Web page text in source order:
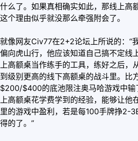
什么了。如果真相确实如此，那线上高
这个理由似乎就没那么牵强附会了。
就像网友Civ77在2+2论坛上所说的：“
偏向虎山行，他应该知道自己搞不定线
上高额桌当作练手的工具，练好之后，
到级别更高的线下高额桌的战斗里。比
$200/$400的底池限注奥马哈游戏中输
上高额桌花学费学到的经验，能够让
里的游戏中盈利，若是每100手牌挣2-
得的了。”